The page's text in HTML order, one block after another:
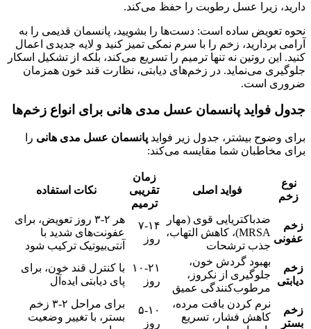
دارید، زیرا عسل رطوبت را حفظ می‌کند.
نحوه تعویض ساده است: دست‌ها را بشویید، پانسمان قدیمی را به
آرامی بردارید، زخم را با سرم نمکی تمیز کنید و لایه جدیدی اعمال
کنید. این روتین نه تنها ترمیم را تسریع می‌کند، بلکه از تشکیل اسکار
جلوگیری می‌نماید. در زخم‌های دیابتی، نظارت قند خون همزمان
ضروری است.
جدول فواید پانسمان عسل مدی هانی برای انواع زخم‌ها
برای وضوح بیشتر، جدول زیر فواید پانسمان عسل مدی هانی را
برای مخاطبان شما مقایسه می‌کند:
نوع
زخم
فواید اصلی
زمان
تقریبی
ترمیم
نکات استفاده
زخم
عفونی
ضدباکتریایی قوی (مهار
MRSA)، کاهش التهاب،
جذب ترشحات
۷-۱۴
روز
هر ۲-۳ روز تعویض، برای
عفونت‌های شدید با
آنتی‌بیوتیک ترکیب شود
زخم
دیابتی
بهبود گردش خون،
جلوگیری از نکروز،
مرطوب‌کنندگی عمیق
۱۰-۲۱
روز
با کنترل قند خون، برای
پای دیابتی ایده‌آل
زخم
بستر
نرم کردن بافت مرده،
کاهش فشار، تسریع
۵-۱۰
روز
برای مراحل ۲-۳ زخم
بستر، با تغییر وضعیت